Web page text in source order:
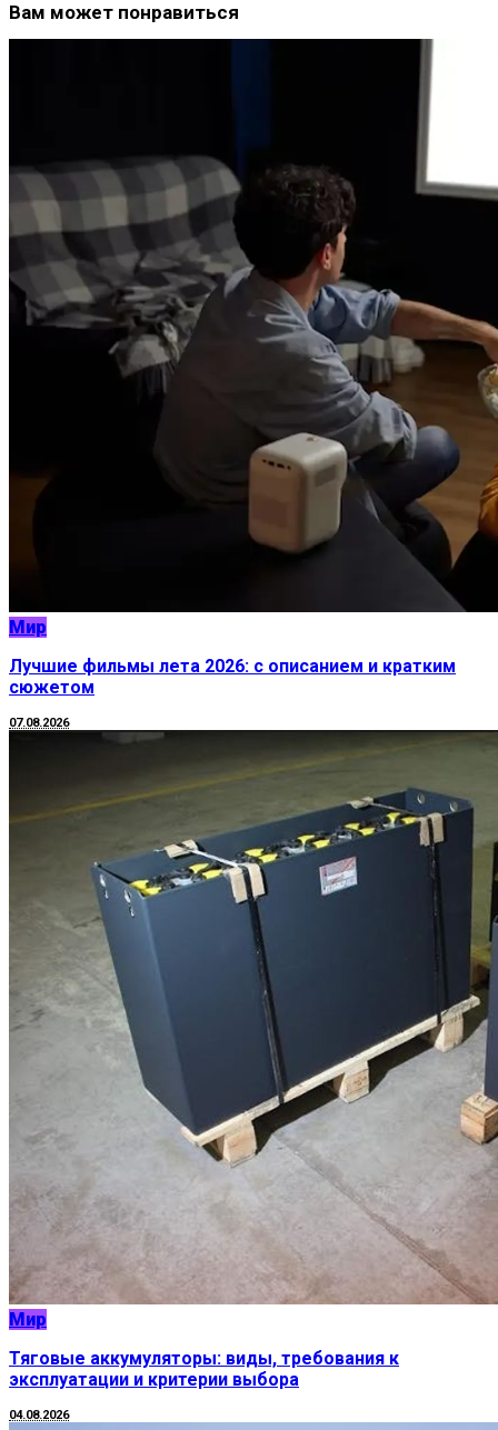
Вам может понравиться
Мир
Лучшие фильмы лета 2026: с описанием и кратким
сюжетом
07.08.2026
Мир
Тяговые аккумуляторы: виды, требования к
эксплуатации и критерии выбора
04.08.2026